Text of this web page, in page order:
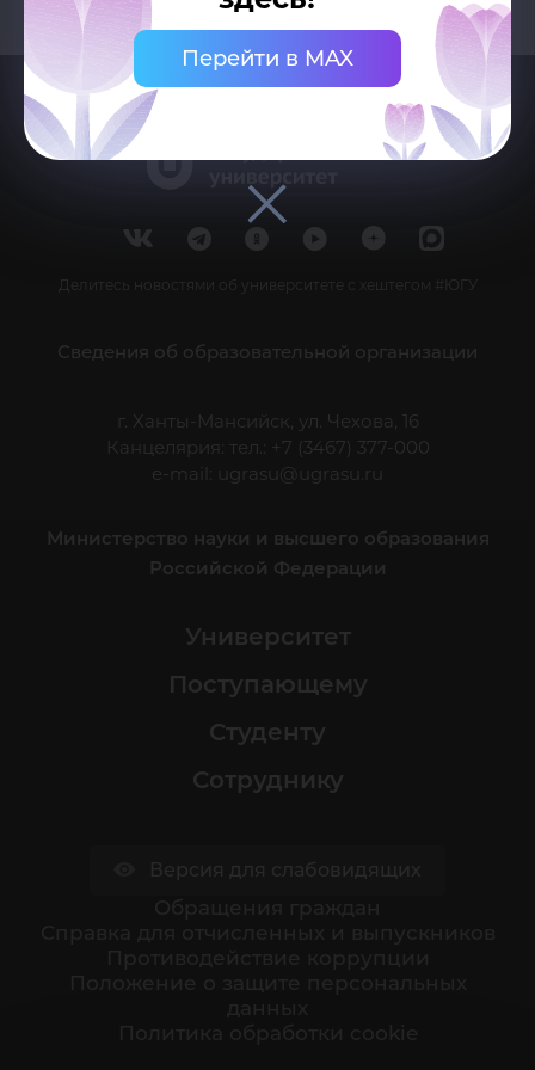
Перейти в MAX
Делитесь новостями об университете с хештегом #ЮГУ
Сведения об образовательной организации
г. Ханты-Мансийск, ул. Чехова, 16
Канцелярия: тел.: +7 (3467) 377-000
e-mail: ugrasu@ugrasu.ru
Министерство науки и высшего образования
Российской Федерации
Университет
Поступающему
Студенту
Сотруднику